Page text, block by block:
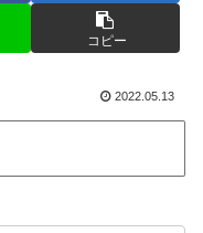
コピー
2022.05.13